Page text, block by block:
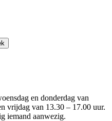
en donderdag van
vrijdag van 13.30 – 17.00 uur.
iemand aanwezig.